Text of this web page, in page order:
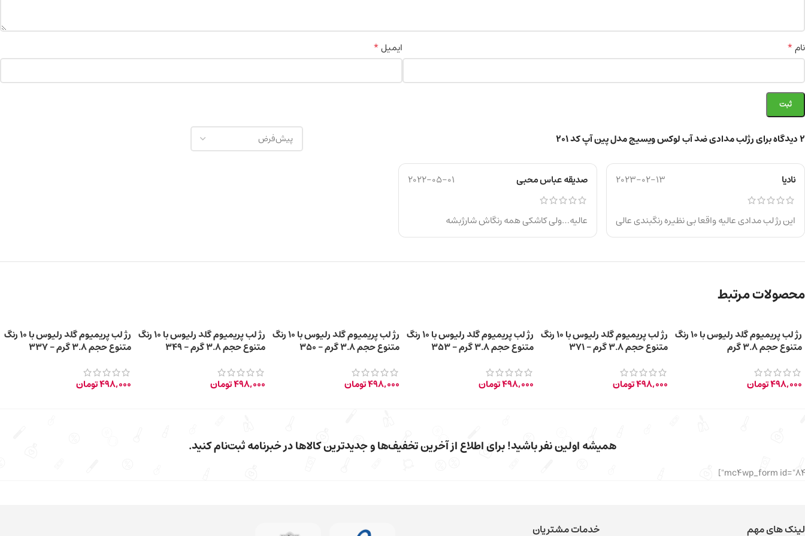
2 دیدگاه برای رژلب مدادی ضد آب لوکس ویسیج مدل پین آپ کد 201
نادیا 2023-02-13
این رژ لب مدادی عالیه واقعا بی نظیره رنگبندی عالی
صدیقه عباس محبی 2022-05-01
عالیه…ولی کاشکی همه رنگاش شارژبشه
نام* ایمیل*
محصولات مرتبط
رژ لب پریمیوم گلد رلیوس با 10 رنگ
متنوع حجم 3.8 گرم
498,000تومان
رژ لب پریمیوم گلد رلیوس با 10 رنگ
متنوع حجم 3.8 گرم – 371
498,000تومان
رژ لب پریمیوم گلد رلیوس با 10 رنگ
متنوع حجم 3.8 گرم – 353
498,000تومان
رژ لب پریمیوم گلد رلیوس با 10 رنگ
متنوع حجم 3.8 گرم – 350
498,000تومان
رژ لب پریمیوم گلد رلیوس با 10 رنگ
متنوع حجم 3.8 گرم – 349
498,000تومان
رژ لب پریمیوم گلد رلیوس با 10 رنگ
متنوع حجم 3.8 گرم – 337
498,000تومان
همیشه اولین نفر باشید! برای اطلاع از آخرین تخفیف‌ها و جدیدترین کالاها در خبرنامه ثبت‌نام کنید.
لینک های مهم خدمات مشتریان